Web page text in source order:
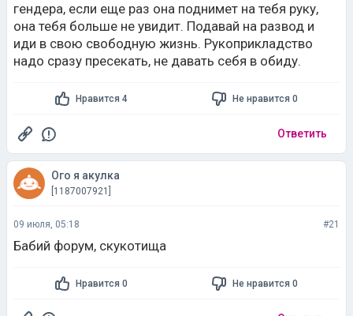
гендера, если еще раз она поднимет на тебя руку,
она тебя больше не увидит. Подавай на развод и
иди в свою свободную жизнь. Рукоприкладство
надо сразу пресекать, не давать себя в обиду.
Нравится 4 Не нравится 0
Ответить
Ого я акулка
[1187007921]
09 июля, 05:18 #21
Бабий форум, скукотища
Нравится 0 Не нравится 0